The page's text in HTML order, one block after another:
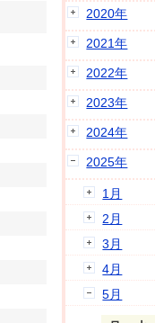
2020年
2021年
2022年
2023年
2024年
2025年
1月
2月
3月
4月
5月